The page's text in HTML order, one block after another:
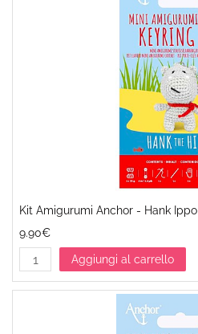
Kit Amigurumi Anchor - Hank Ippo
9.90€
Aggiungi al carrello